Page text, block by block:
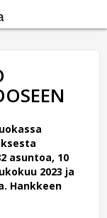
asuntoa, 10
2023 ja
Hankkeen